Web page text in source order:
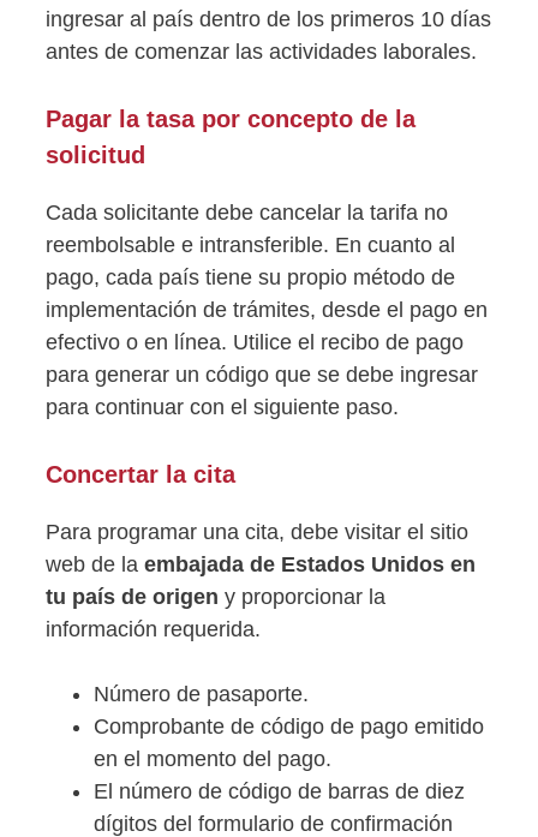
ingresar al país dentro de los primeros 10 días
antes de comenzar las actividades laborales.
Pagar la tasa por concepto de la
solicitud
Cada solicitante debe cancelar la tarifa no
reembolsable e intransferible. En cuanto al
pago, cada país tiene su propio método de
implementación de trámites, desde el pago en
efectivo o en línea. Utilice el recibo de pago
para generar un código que se debe ingresar
para continuar con el siguiente paso.
Concertar la cita
Para programar una cita, debe visitar el sitio
web de la embajada de Estados Unidos en
tu país de origen y proporcionar la
información requerida.
Número de pasaporte.
Comprobante de código de pago emitido
en el momento del pago.
El número de código de barras de diez
dígitos del formulario de confirmación